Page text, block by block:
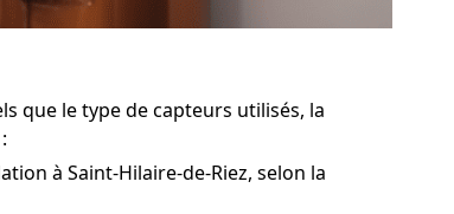
que le type de capteurs utilisés, la
à Saint-Hilaire-de-Riez, selon la